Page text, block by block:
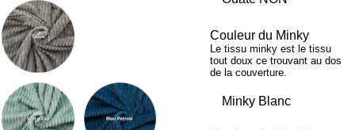
Couleur du Minky
Le tissu minky est le tissu
tout doux ce trouvant au dos
de la couverture.